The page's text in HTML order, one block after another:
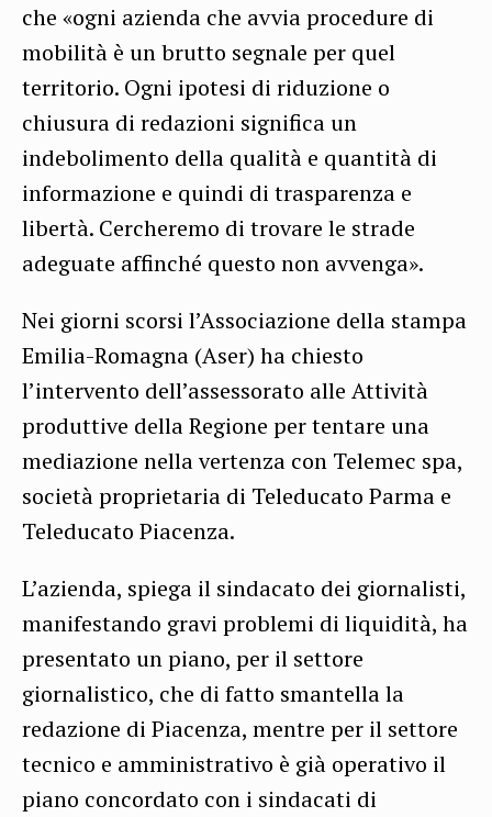
che «ogni azienda che avvia procedure di
mobilità è un brutto segnale per quel
territorio. Ogni ipotesi di riduzione o
chiusura di redazioni significa un
indebolimento della qualità e quantità di
informazione e quindi di trasparenza e
libertà. Cercheremo di trovare le strade
adeguate affinché questo non avvenga».
Nei giorni scorsi l’Associazione della stampa
Emilia-Romagna (Aser) ha chiesto
l’intervento dell’assessorato alle Attività
produttive della Regione per tentare una
mediazione nella vertenza con Telemec spa,
società proprietaria di Teleducato Parma e
Teleducato Piacenza.
L’azienda, spiega il sindacato dei giornalisti,
manifestando gravi problemi di liquidità, ha
presentato un piano, per il settore
giornalistico, che di fatto smantella la
redazione di Piacenza, mentre per il settore
tecnico e amministrativo è già operativo il
piano concordato con i sindacati di